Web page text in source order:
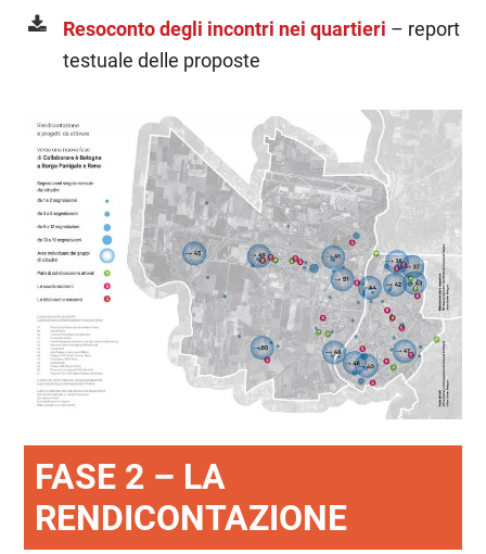
Resoconto degli incontri nei quartieri – report
testuale delle proposte
FASE 2 – LA
RENDICONTAZIONE